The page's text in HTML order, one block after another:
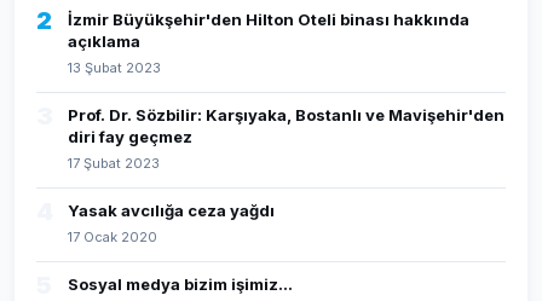
2
İzmir Büyükşehir'den Hilton Oteli binası hakkında
açıklama
13 Şubat 2023
Prof. Dr. Sözbilir: Karşıyaka, Bostanlı ve Mavişehir'den
diri fay geçmez
17 Şubat 2023
Yasak avcılığa ceza yağdı
17 Ocak 2020
Sosyal medya bizim işimiz...